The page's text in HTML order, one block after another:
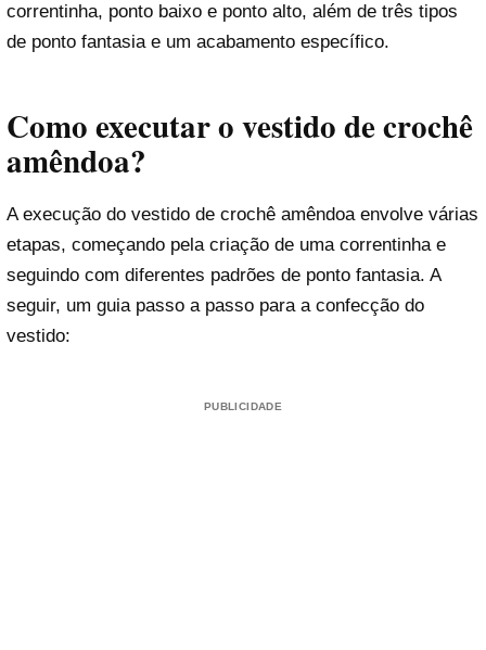
correntinha, ponto baixo e ponto alto, além de três tipos
de ponto fantasia e um acabamento específico.
Como executar o vestido de crochê
amêndoa?
A execução do vestido de crochê amêndoa envolve várias
etapas, começando pela criação de uma correntinha e
seguindo com diferentes padrões de ponto fantasia. A
seguir, um guia passo a passo para a confecção do
vestido:
PUBLICIDADE